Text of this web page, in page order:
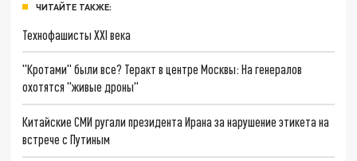
ЧИТАЙТЕ ТАКЖЕ:
Технофашисты XXI века
"Кротами" были все? Теракт в центре Москвы: На генералов
охотятся "живые дроны"
Китайские СМИ ругали президента Ирана за нарушение этикета на
встрече с Путиным